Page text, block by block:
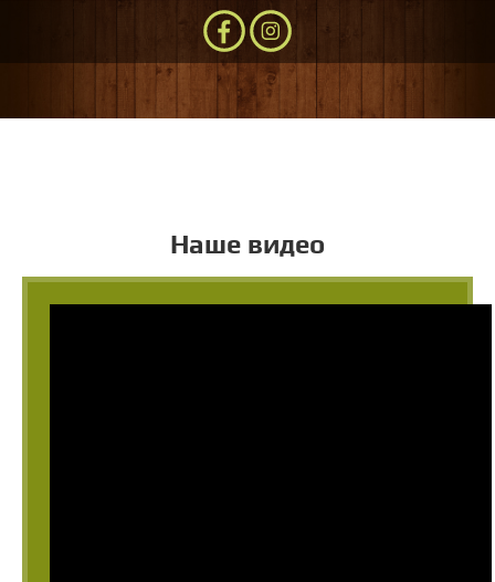
Наше видео